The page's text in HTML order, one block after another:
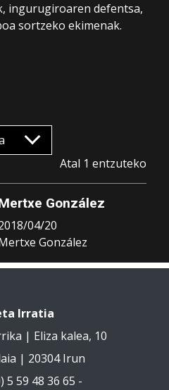
ingurugiroaren defentsa,
sortzeko ekimenak.
Atal 1 entzuteko
González
04/20
González
Irratia
| Eliza kalea, 10
| 20304 Irun
5 59 48 36 65 -